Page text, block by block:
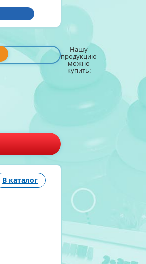
Нашу
продукцию
можно
купить:
В каталог